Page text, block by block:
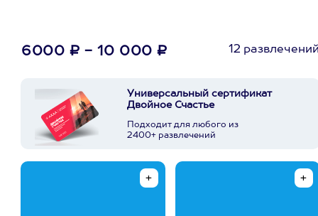
6000 ₽ - 10 000 ₽ 12
Универсальный сертификат
Двойное Счастье
Подходит для любого из
2400+ развлечений